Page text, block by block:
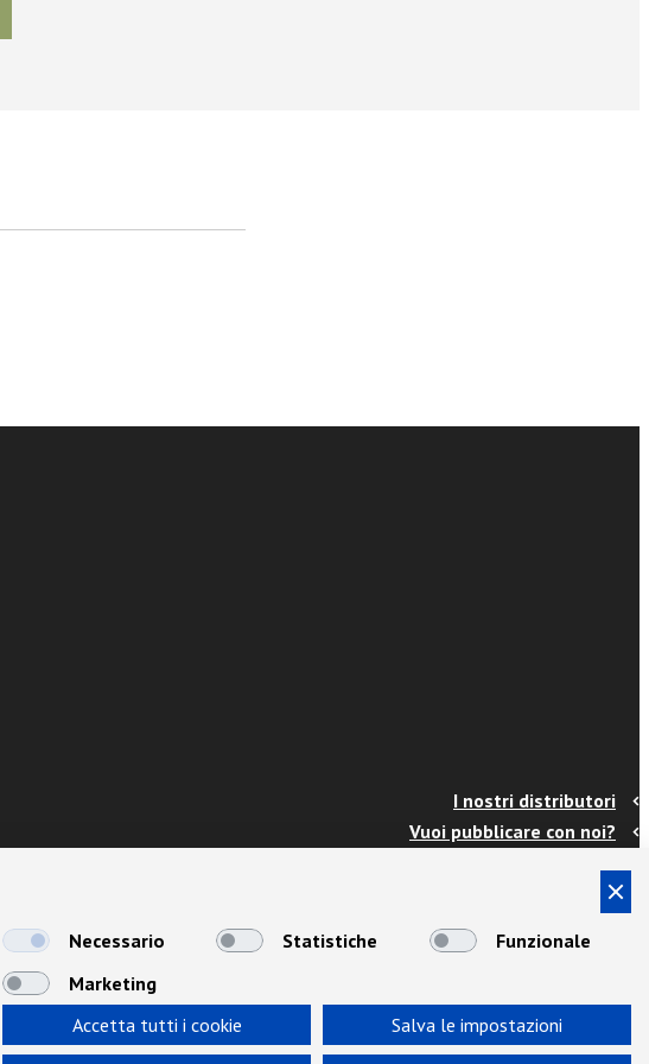
I nostri distributori
Vuoi pubblicare con noi?
Info e spedizioni
Termini e condizioni
Cookies
Area Docenti
Newsletter
Necessario Statistiche
Funzionale
Marketing
Accetta tutti i cookie
Salva le impostazioni